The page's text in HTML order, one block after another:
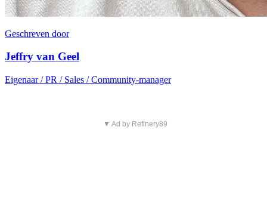
Geschreven door
Jeffry van Geel
Eigenaar / PR / Sales / Community-manager
▼ Ad by Refinery89